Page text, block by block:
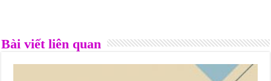
Bài viết liên quan